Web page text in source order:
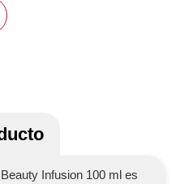
Infusion 100 ml es